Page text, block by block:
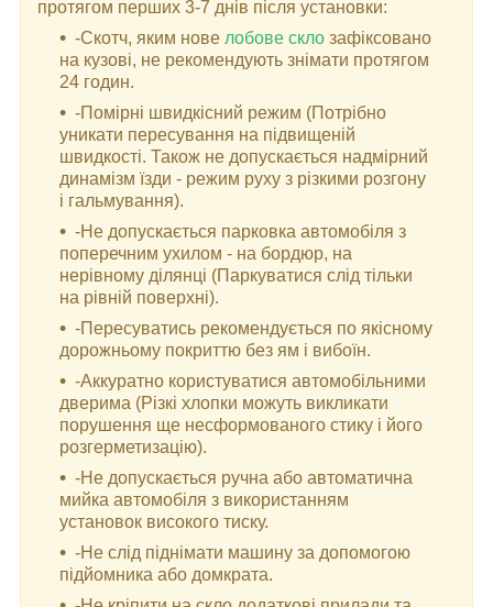
протягом перших 3-7 днів після установки:
-Скотч, яким нове лобове скло зафіксовано
на кузові, не рекомендують знімати протягом
24 годин.
-Помірні швидкісний режим (Потрібно
уникати пересування на підвищеній
швидкості. Також не допускається надмірний
динамізм їзди - режим руху з різкими розгону
і гальмування).
-Не допускається парковка автомобіля з
поперечним ухилом - на бордюр, на
нерівному ділянці (Паркуватися слід тільки
на рівній поверхні).
-Пересуватись рекомендується по якісному
дорожньому покриттю без ям і вибоїн.
-Аккуратно користуватися автомобільними
дверима (Різкі хлопки можуть викликати
порушення ще несформованого стику і його
розгерметизацію).
-Не допускається ручна або автоматична
мийка автомобіля з використанням
установок високого тиску.
-Не слід піднімати машину за допомогою
підйомника або домкрата.